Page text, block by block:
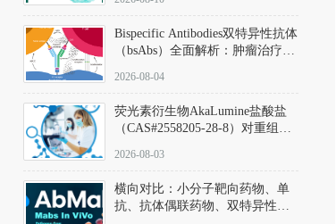
向KRAS/NRAS/HRAS的广谱RAS
Bispecific Antibodies双特异性抗体
（bsAbs）全面解析：肿瘤治疗的
2026-08-04
荧光素衍生物AkaLumine盐酸盐
（CAS#2558205-28-8）对重组萤
数（Km）为2.06 μM；其近红外
发光特性赋予优异的组织穿透能
力，大幅增强成像信噪比，从而
实现活体动物模型中极低给药剂
2026-08-03
横向对比：小分子靶向药物、单
抗、抗体偶联药物、双特异性抗